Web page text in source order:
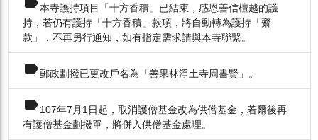
本寺護持項目「十方香積」已結束，感恩善信檀越的護
持，若仍有護持「十方香積」款項，將自動轉為護持「齋
款」，不再另行通知，如有指定需求請與本寺聯繫。
label郵政劃撥已更改戶名為「善果林淨土寺周書賢」。
label107年7月1日起，取消護僧基金改為供僧基金，若爾後再
有護僧基金劃撥單，將併入供僧基金處理。